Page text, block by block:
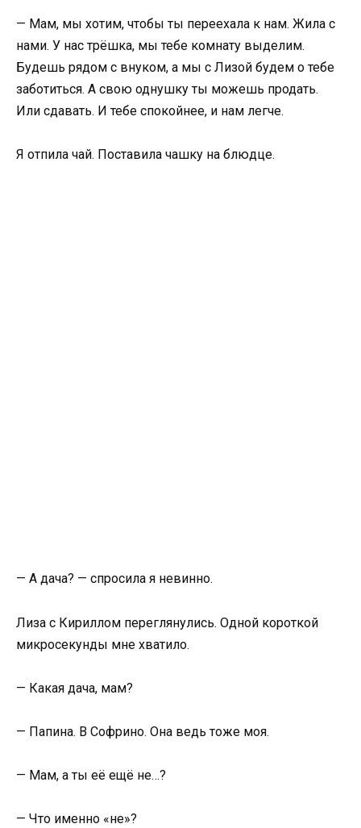
— Мам, мы хотим, чтобы ты переехала к нам. Жила с
нами. У нас трёшка, мы тебе комнату выделим.
Будешь рядом с внуком, а мы с Лизой будем о тебе
заботиться. А свою однушку ты можешь продать.
Или сдавать. И тебе спокойнее, и нам легче.
Я отпила чай. Поставила чашку на блюдце.
— А дача? — спросила я невинно.
Лиза с Кириллом переглянулись. Одной короткой
микросекунды мне хватило.
— Какая дача, мам?
— Папина. В Софрино. Она ведь тоже моя.
— Мам, а ты её ещё не…?
— Что именно «не»?